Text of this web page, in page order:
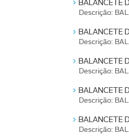
BALANCETE
Descrição:
BALANCETE
Descrição:
BALANCETE
Descrição:
BALANCETE
Descrição:
BALANCETE
Descrição: